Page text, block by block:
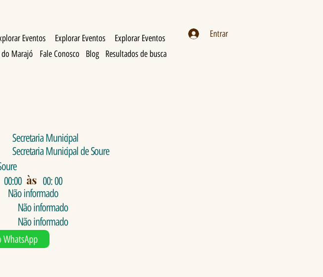
Entrar
Eventos Explorar Eventos
Explorar Eventos
Marajó Fale Conosco Blog Resultados de busca
Secretaria Municipal de Soure
Secretaria Municipal
00:00 às 00: 00
Não informado
Não informado
Não informado
WhatsApp